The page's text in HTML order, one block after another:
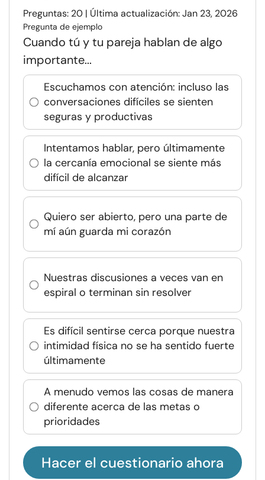
Preguntas: 20 | Última actualización: Jan 23, 2026
Pregunta de ejemplo
Cuando tú y tu pareja hablan de algo
importante...
Escuchamos con atención: incluso las
conversaciones difíciles se sienten
seguras y productivas
Intentamos hablar, pero últimamente
la cercanía emocional se siente más
difícil de alcanzar
Quiero ser abierto, pero una parte de
mí aún guarda mi corazón
Nuestras discusiones a veces van en
espiral o terminan sin resolver
Es difícil sentirse cerca porque nuestra
intimidad física no se ha sentido fuerte
últimamente
A menudo vemos las cosas de manera
diferente acerca de las metas o
prioridades
Hacer el cuestionario ahora